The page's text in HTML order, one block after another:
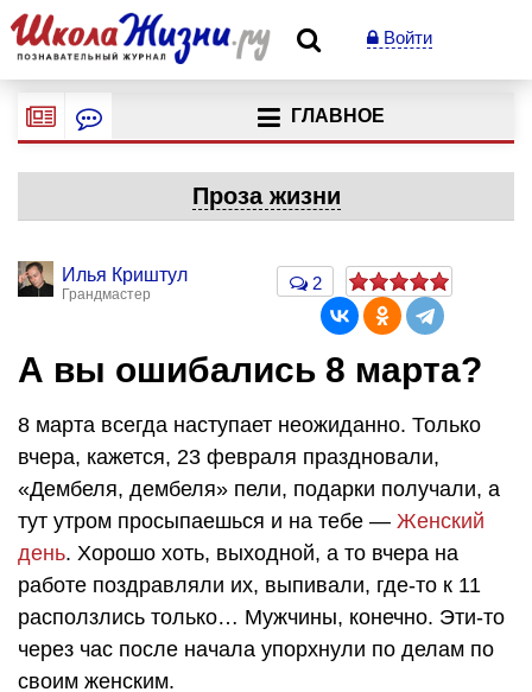
Войти
ГЛАВНОЕ
Проза жизни
Илья Криштул
Грандмастер
2
А вы ошибались 8 марта?
8 марта всегда наступает неожиданно. Только
вчера, кажется, 23 февраля праздновали,
«Дембеля, дембеля» пели, подарки получали, а
тут утром просыпаешься и на тебе — Женский
день. Хорошо хоть, выходной, а то вчера на
работе поздравляли их, выпивали, где-то к 11
расползлись только… Мужчины, конечно. Эти-то
через час после начала упорхнули по делам по
своим женским.